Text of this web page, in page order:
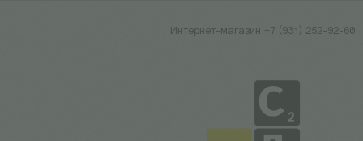
Интернет-магазин +7 (931) 252-92-60